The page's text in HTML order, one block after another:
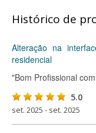
Histórico de
Alteração na
residencial
"Bom Profissional
5.0
set. 2025 - set. 2025